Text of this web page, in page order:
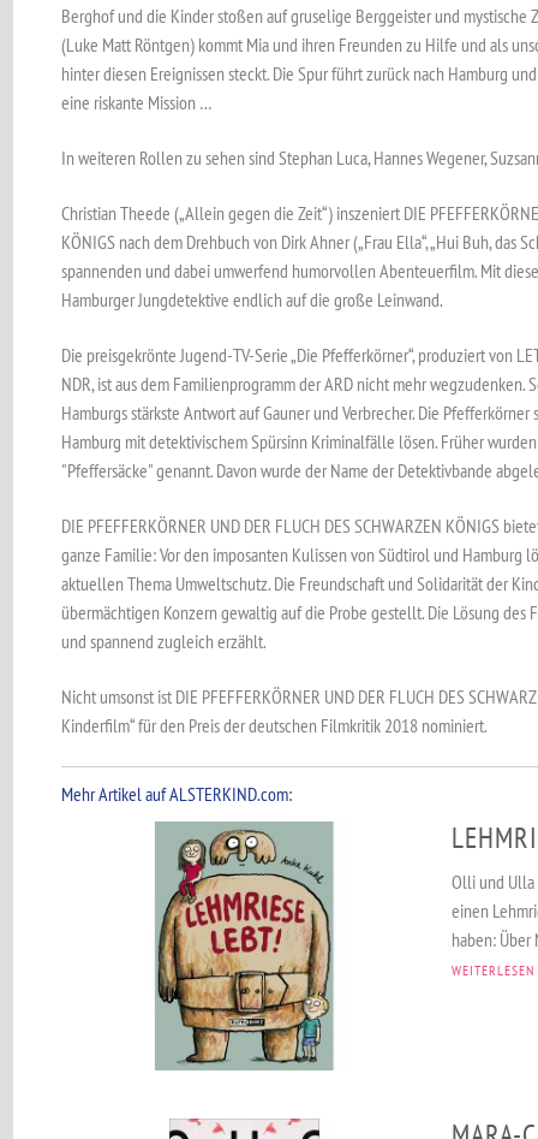
Berghof und die Kinder stoßen auf gruselige Berggeister und mystische
(Luke Matt Röntgen) kommt Mia und ihren Freunden zu Hilfe und als
hinter diesen Ereignissen steckt. Die Spur führt zurück nach Hamburg
eine riskante Mission …
In weiteren Rollen zu sehen sind Stephan Luca, Hannes Wegener,
Christian Theede („Allein gegen die Zeit“) inszeniert DIE
KÖNIGS nach dem Drehbuch von Dirk Ahner („Frau Ella“, „Hui Buh, das
spannenden und dabei umwerfend humorvollen Abenteuerfilm. Mit
Hamburger Jungdetektive endlich auf die große Leinwand.
Die preisgekrönte Jugend-TV-Serie „Die Pfefferkörner“, produziert von
NDR, ist aus dem Familienprogramm der ARD nicht mehr wegzudenken.
Hamburgs stärkste Antwort auf Gauner und Verbrecher. Die
Hamburg mit detektivischem Spürsinn Kriminalfälle lösen. Früher
"Pfeffersäcke" genannt. Davon wurde der Name der Detektivbande
DIE PFEFFERKÖRNER UND DER FLUCH DES SCHWARZEN KÖNIGS
ganze Familie: Vor den imposanten Kulissen von Südtirol und Hamburg
aktuellen Thema Umweltschutz. Die Freundschaft und Solidarität der
übermächtigen Konzern gewaltig auf die Probe gestellt. Die Lösung des
und spannend zugleich erzählt.
Nicht umsonst ist DIE PFEFFERKÖRNER UND DER FLUCH DES
Kinderfilm“ für den Preis der deutschen Filmkritik 2018 nominiert.
Mehr Artikel auf ALSTERKIND.com:
Olli und Ulla
einen
haben: Über
WEITERLESEN